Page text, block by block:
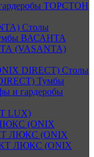
ТОРСТОН
Столы
ВАСАНТА
(VASANTA)
DIRECT) Столы
Тумбы
и гардеробы
LUX)
(ONIX
ЛЮКС (ONIX
ЛЮКС (ONIX